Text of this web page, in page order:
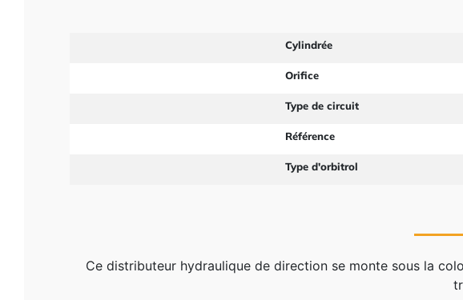
Cylindrée
Orifice
Type de circuit
Référence
Type d'orbitrol
Ce distributeur hydraulique de direction se monte sous la